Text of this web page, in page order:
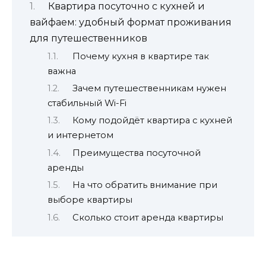
Квартира посуточно с кухней и
вайфаем: удобный формат проживания
для путешественников
Почему кухня в квартире так
важна
Зачем путешественникам нужен
стабильный Wi-Fi
Кому подойдёт квартира с кухней
и интернетом
Преимущества посуточной
аренды
На что обратить внимание при
выборе квартиры
Сколько стоит аренда квартиры